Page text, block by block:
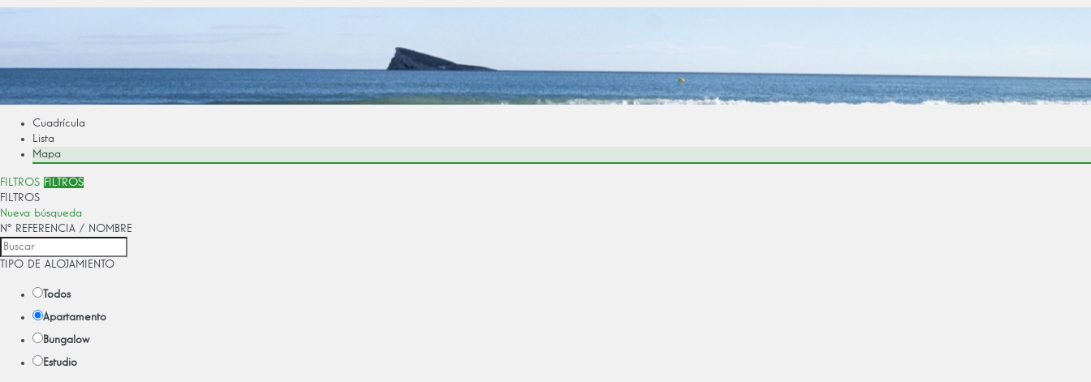
Cuadrícula
Lista
Mapa
FILTROS FILTROS
FILTROS
Nueva búsqueda
Nº REFERENCIA / NOMBRE
TIPO DE ALOJAMIENTO
Todos
Apartamento
Bungalow
Estudio